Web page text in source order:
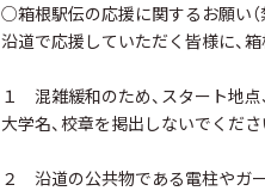
○箱根駅伝の応援に関するお願い（
沿道で応援していただく皆様に、
１ 混雑緩和のため、スタート地点
大学名、校章を掲出しないでくださ
２ 沿道の公共物である電柱やガー